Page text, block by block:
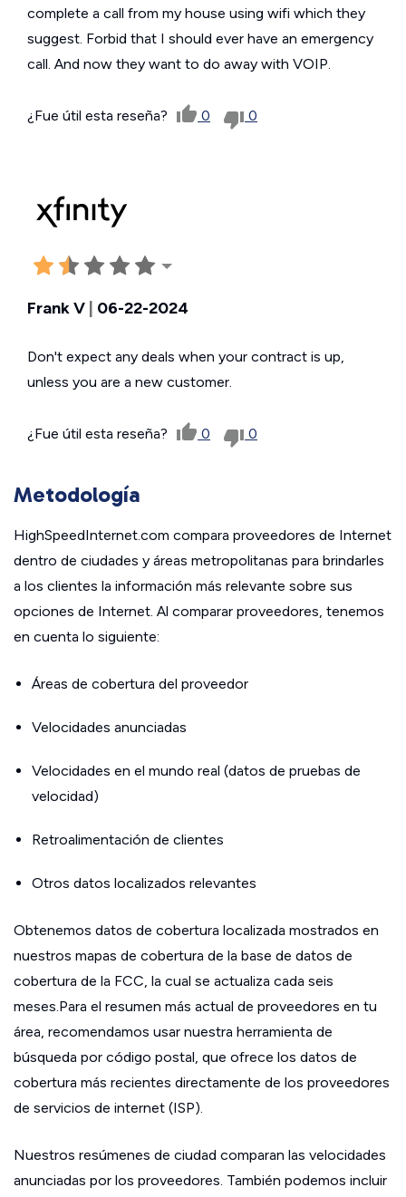
complete a call from my house using wifi which they
suggest. Forbid that I should ever have an emergency
call. And now they want to do away with VOIP.
¿Fue útil esta reseña? 0 0
Frank V | 06-22-2024
Don't expect any deals when your contract is up,
unless you are a new customer.
¿Fue útil esta reseña? 0 0
Metodología
HighSpeedInternet.com compara proveedores de Internet
dentro de ciudades y áreas metropolitanas para brindarles
a los clientes la información más relevante sobre sus
opciones de Internet. Al comparar proveedores, tenemos
en cuenta lo siguiente:
Áreas de cobertura del proveedor
Velocidades anunciadas
Velocidades en el mundo real (datos de pruebas de
velocidad)
Retroalimentación de clientes
Otros datos localizados relevantes
Obtenemos datos de cobertura localizada mostrados en
nuestros mapas de cobertura de la base de datos de
cobertura de la FCC, la cual se actualiza cada seis
meses.Para el resumen más actual de proveedores en tu
área, recomendamos usar nuestra herramienta de
búsqueda por código postal, que ofrece los datos de
cobertura más recientes directamente de los proveedores
de servicios de internet (ISP).
Nuestros resúmenes de ciudad comparan las velocidades
anunciadas por los proveedores. También podemos incluir